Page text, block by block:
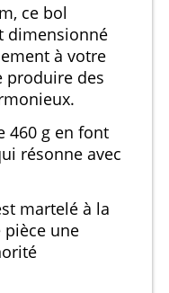
ce bol
dimensionné
à votre
produire des
460 g en font
résonne avec
martelé à la
pièce une